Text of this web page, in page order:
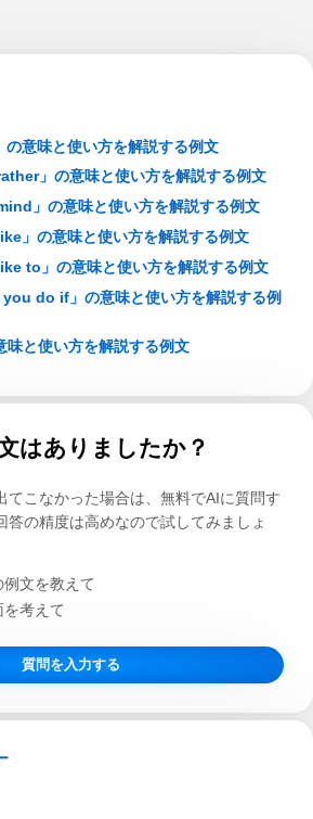
の意味と使い方を解説する例文
」の意味と使い方を解説する例文
」の意味と使い方を解説する例文
」の意味と使い方を解説する例文
to」の意味と使い方を解説する例文
do if」の意味と使い方を解説する例
味と使い方を解説する例文
はありましたか？
てこなかった場合は、無料でAIに質問す
答の精度は高めなので試してみましょ
例文を教えて
考えて
質問を入力する